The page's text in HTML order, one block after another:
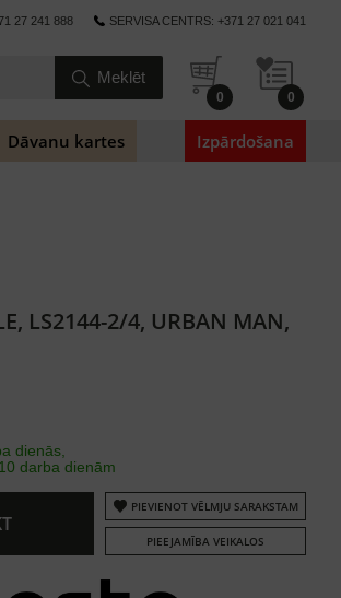
27 241 888 SERVISA CENTRS: +371 27 021 041
0 0
Dāvanu kartes Izpārdošana
LS2144-2/4, URBAN MAN,
dienās,
darba dienām
PIEVIENOT VĒLMJU SARAKSTAM
PIEEJAMĪBA VEIKALOS